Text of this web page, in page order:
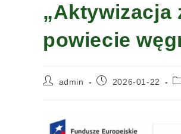
„Aktywizacja
powiecie
Postadmin
Post2026-01-22